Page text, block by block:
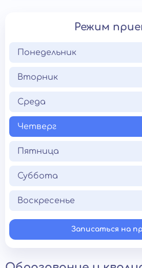
Режим
Понедельник
Вторник
Среда
Четверг
Пятница
Суббота
Воскресенье
Записаться на